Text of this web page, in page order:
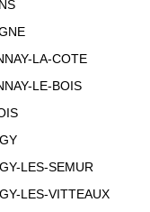
LA-COTE
LE-BOIS
LES-SEMUR
LES-VITTEAUX